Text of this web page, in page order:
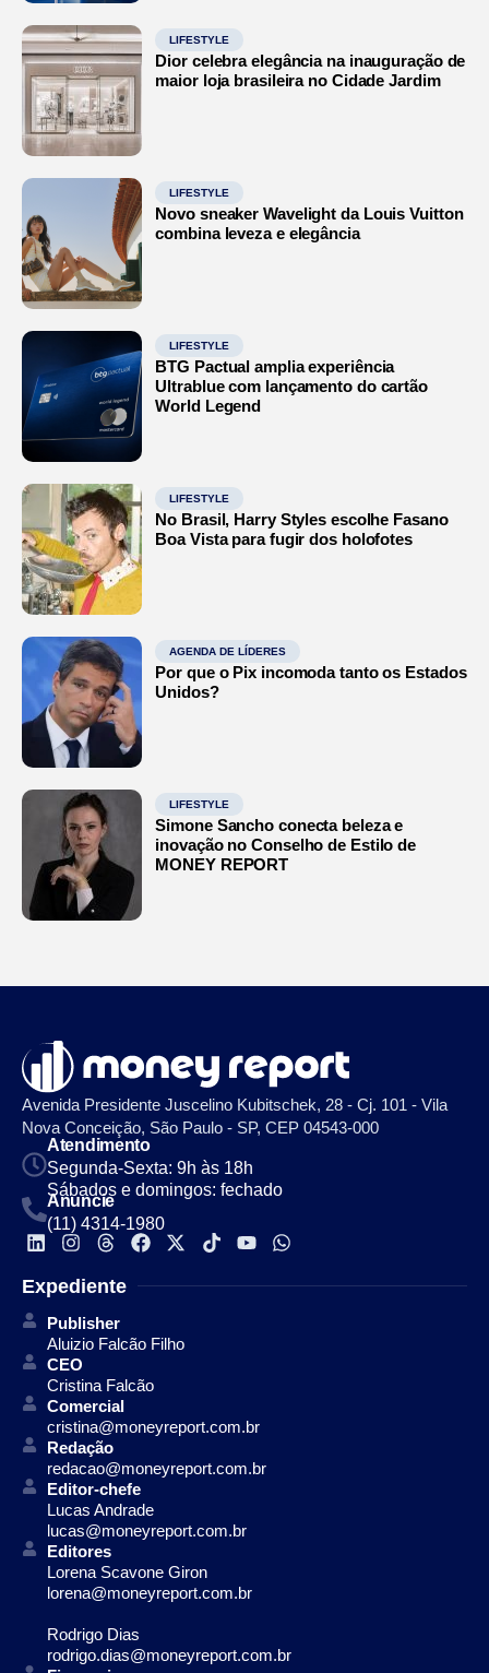
LIFESTYLE
Dior celebra elegância na inauguração de
maior loja brasileira no Cidade Jardim
LIFESTYLE
Novo sneaker Wavelight da Louis Vuitton
combina leveza e elegância
LIFESTYLE
BTG Pactual amplia experiência
Ultrablue com lançamento do cartão
World Legend
LIFESTYLE
No Brasil, Harry Styles escolhe Fasano
Boa Vista para fugir dos holofotes
AGENDA DE LÍDERES
Por que o Pix incomoda tanto os Estados
Unidos?
LIFESTYLE
Simone Sancho conecta beleza e
inovação no Conselho de Estilo de
MONEY REPORT
Avenida Presidente Juscelino Kubitschek, 28 - Cj. 101 - Vila
Nova Conceição, São Paulo - SP, CEP 04543-000
Atendimento
Segunda-Sexta: 9h às 18h
Sábados e domingos: fechado
Anuncie
(11) 4314-1980
Expediente
Publisher
Aluizio Falcão Filho
CEO
Cristina Falcão
Comercial
cristina@moneyreport.com.br
Redação
redacao@moneyreport.com.br
Editor-chefe
Lucas Andrade
lucas@moneyreport.com.br
Editores
Lorena Scavone Giron
lorena@moneyreport.com.br
Rodrigo Dias
rodrigo.dias@moneyreport.com.br